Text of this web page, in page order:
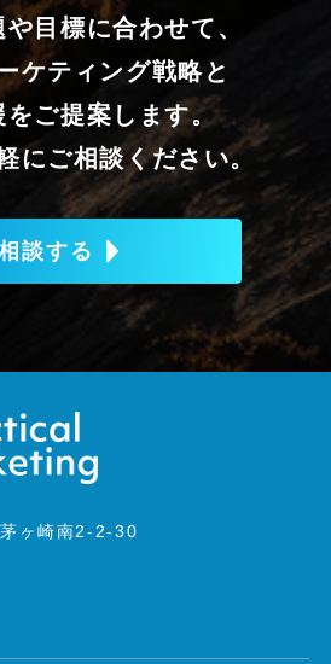
目標に合わせて、
ケティング戦略と
をご提案します。
にご相談ください。
談する
ヶ崎南2-2-30